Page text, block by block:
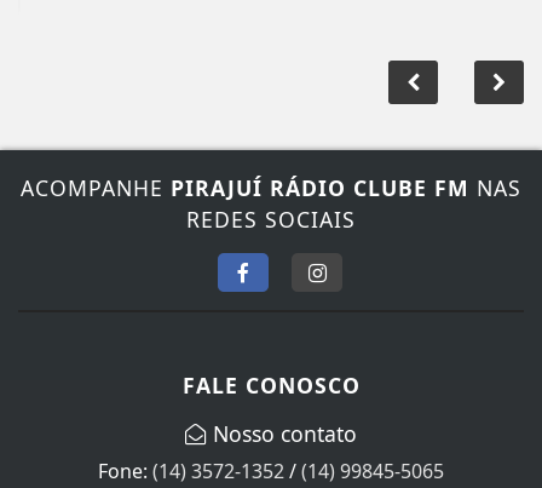
ACOMPANHEPIRAJUÍ RÁDIO CLUBE FMNAS
REDES SOCIAIS
(14) 3572-1352/(14) 99845-5065
E-mail:radiopirajui@yahoo.com.br